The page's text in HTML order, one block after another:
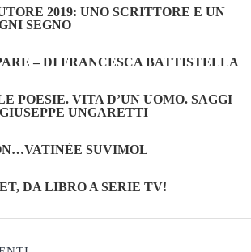
2019: UNO SCRITTORE E UN
SEGNO
– DI FRANCESCA BATTISTELLA
POESIE. VITA D’UN UOMO. SAGGI
UNGARETTI
SUVIMOL
DA LIBRO A SERIE TV!